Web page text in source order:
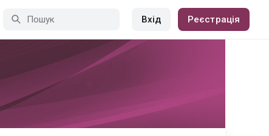
Вхід Реєстрація